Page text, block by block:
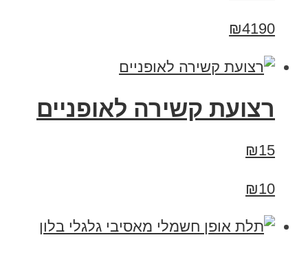
₪4190
רצועת קשירה לאופניים
₪15
₪10